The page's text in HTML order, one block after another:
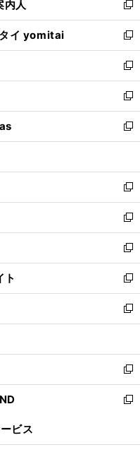
く
ド
ウ
で
開
く
ィ
ン
ド
ウ
で
開
く
い
ウ
ィ
ン
ド
ウ
で
開
く
内人
新
し
い
ウ
ィ
ン
ド
ウ
で
開
イ yomitai
新
し
い
ウ
ィ
ン
ド
ウ
開
く
新
し
い
ウ
ィ
ン
ウ
で
開
く
新
し
い
ウ
ン
ド
ウ
で
開
く
新
し
ウ
ィ
ン
ド
ウ
で
開
く
新
し
い
ウ
ィ
ン
ド
ウ
で
開
新
し
い
ウ
ィ
ン
ド
ウ
開
く
新
し
い
ウ
ィ
ン
ウ
で
開
く
ト
新
し
い
ウ
ン
ド
ウ
で
新
し
ウ
ィ
ン
ド
開
新
し
い
ン
新
ウ
ビス